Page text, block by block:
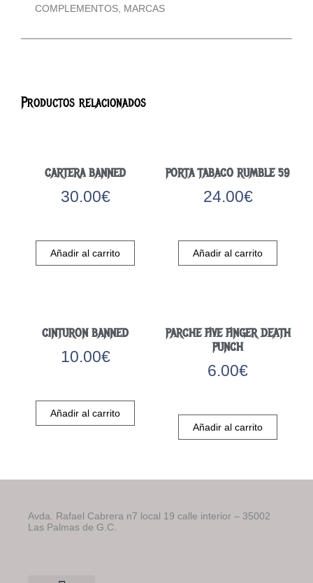
COMPLEMENTOS, MARCAS
Productos relacionados
CARTERA BANNED
30.00€
Añadir al carrito
PORTA TABACO RUMBLE 59
24.00€
Añadir al carrito
CINTURON BANNED
10.00€
Añadir al carrito
PARCHE FIVE FINGER DEATH
PUNCH
6.00€
Añadir al carrito
Avda. Rafael Cabrera n7 local 19 calle interior – 35002
Las Palmas de G.C.